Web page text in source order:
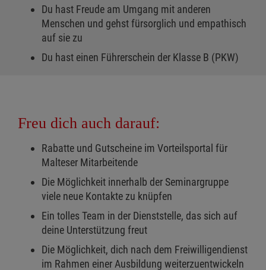
Du hast Freude am Umgang mit anderen
Menschen und gehst fürsorglich und empathisch
auf sie zu
Du hast einen Führerschein der Klasse B (PKW)
Freu dich auch darauf:
Rabatte und Gutscheine im Vorteilsportal für
Malteser Mitarbeitende
Die Möglichkeit innerhalb der Seminargruppe
viele neue Kontakte zu knüpfen
Ein tolles Team in der Dienststelle, das sich auf
deine Unterstützung freut
Die Möglichkeit, dich nach dem Freiwilligendienst
im Rahmen einer Ausbildung weiterzuentwickeln